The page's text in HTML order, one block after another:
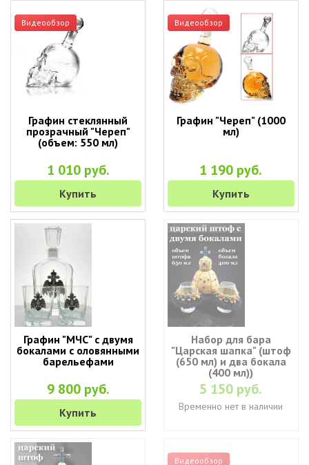
Видеообзор
Графин стеклянный
прозрачный "Череп"
(объем: 550 мл)
1 010 руб.
Купить
Видеообзор
Графин "Череп" (1000
мл)
1 190 руб.
Купить
Графин "МЧС" с двумя
бокалами с оловянными
барельефами
9 800 руб.
Купить
Набор для бара
"Царская шапка" (штоф
(650 мл) и два бокала
(400 мл))
5 150 руб.
Временно нет в наличии
Видеообзор